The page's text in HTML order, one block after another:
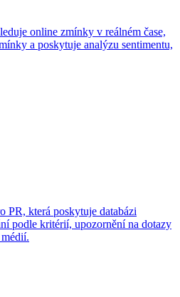
online zmínky v reálném čase,
a poskytuje analýzu sentimentu,
PR, která poskytuje databázi
podle kritérií, upozornění na dotazy